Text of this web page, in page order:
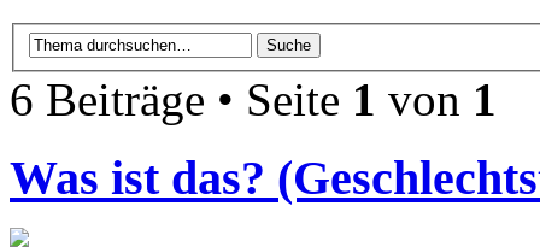
6 Beiträge • Seite 1 von 1
Was ist das?